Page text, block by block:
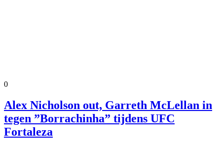
0
Alex Nicholson out, Garreth McLellan in
tegen ”Borrachinha” tijdens UFC
Fortaleza